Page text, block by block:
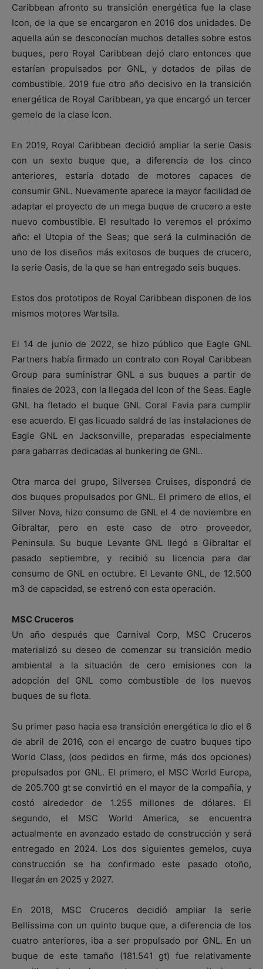
Caribbean afronto su transición energética fue la clase
Icon, de la que se encargaron en 2016 dos unidades. De
aquella aún se desconocían muchos detalles sobre estos
buques, pero Royal Caribbean dejó claro entonces que
estarían propulsados por GNL, y dotados de pilas de
combustible. 2019 fue otro año decisivo en la transición
energética de Royal Caribbean, ya que encargó un tercer
gemelo de la clase Icon.
En 2019, Royal Caribbean decidió ampliar la serie Oasis
con un sexto buque que, a diferencia de los cinco
anteriores, estaría dotado de motores capaces de
consumir GNL. Nuevamente aparece la mayor facilidad de
adaptar el proyecto de un mega buque de crucero a este
nuevo combustible. El resultado lo veremos el próximo
año: el Utopia of the Seas; que será la culminación de
uno de los diseños más exitosos de buques de crucero,
la serie Oasis, de la que se han entregado seis buques.
Estos dos prototipos de Royal Caribbean disponen de los
mismos motores Wartsila.
El 14 de junio de 2022, se hizo público que Eagle GNL
Partners había firmado un contrato con Royal Caribbean
Group para suministrar GNL a sus buques a partir de
finales de 2023, con la llegada del Icon of the Seas. Eagle
GNL ha fletado el buque GNL Coral Favia para cumplir
ese acuerdo. El gas licuado saldrá de las instalaciones de
Eagle GNL en Jacksonville, preparadas especialmente
para gabarras dedicadas al bunkering de GNL.
Otra marca del grupo, Silversea Cruises, dispondrá de
dos buques propulsados por GNL. El primero de ellos, el
Silver Nova, hizo consumo de GNL el 4 de noviembre en
Gibraltar, pero en este caso de otro proveedor,
Peninsula. Su buque Levante GNL llegó a Gibraltar el
pasado septiembre, y recibió su licencia para dar
consumo de GNL en octubre. El Levante GNL, de 12.500
m3 de capacidad, se estrenó con esta operación.
MSC Cruceros
Un año después que Carnival Corp, MSC Cruceros
materializó su deseo de comenzar su transición medio
ambiental a la situación de cero emisiones con la
adopción del GNL como combustible de los nuevos
buques de su flota.
Su primer paso hacia esa transición energética lo dio el 6
de abril de 2016, con el encargo de cuatro buques tipo
World Class, (dos pedidos en firme, más dos opciones)
propulsados por GNL. El primero, el MSC World Europa,
de 205.700 gt se convirtió en el mayor de la compañía, y
costó alrededor de 1.255 millones de dólares. El
segundo, el MSC World America, se encuentra
actualmente en avanzado estado de construcción y será
entregado en 2024. Los dos siguientes gemelos, cuya
construcción se ha confirmado este pasado otoño,
llegarán en 2025 y 2027.
En 2018, MSC Cruceros decidió ampliar la serie
Bellissima con un quinto buque que, a diferencia de los
cuatro anteriores, iba a ser propulsado por GNL. En un
buque de este tamaño (181.541 gt) fue relativamente